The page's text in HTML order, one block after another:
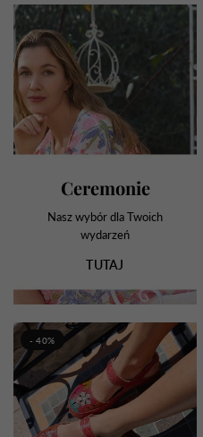
Ceremonie
Nasz wybór dla Twoich
wydarzeń
TUTAJ
- 40%